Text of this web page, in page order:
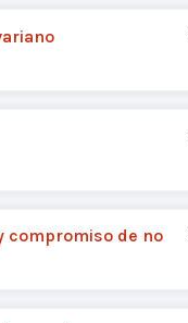
compromiso de no